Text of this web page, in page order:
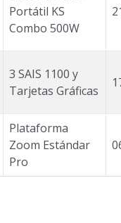
Portátil KS
Combo 500W
3 SAIS 1100 y
Tarjetas Gráficas
Plataforma
Zoom Estándar
Pro